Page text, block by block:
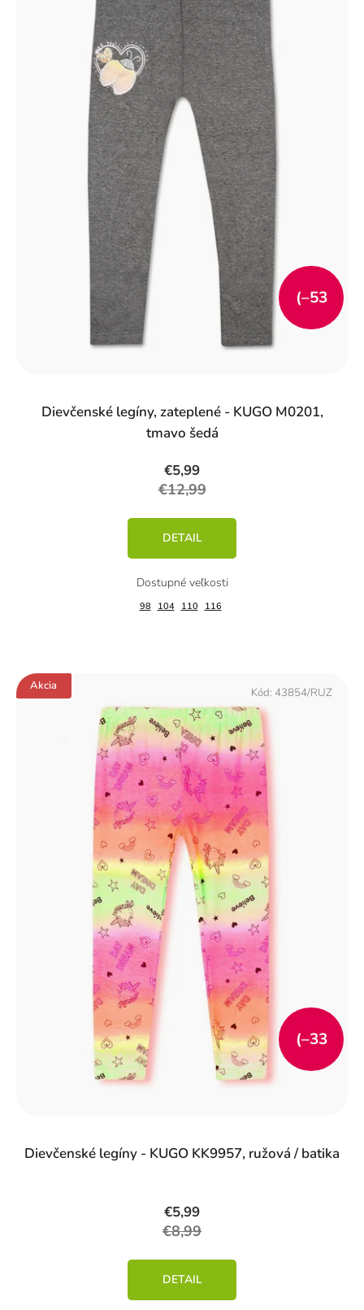
Dievčenské legíny, zateplené - KUGO M0201,
tmavo šedá
€5,99
€12,99
(–53
DETAIL
98 104 110 116
Akcia
Dievčenské legíny - KUGO KK9957, ružová / batika
€5,99
€8,99
(–33
DETAIL
Kód: 43854/RUZ